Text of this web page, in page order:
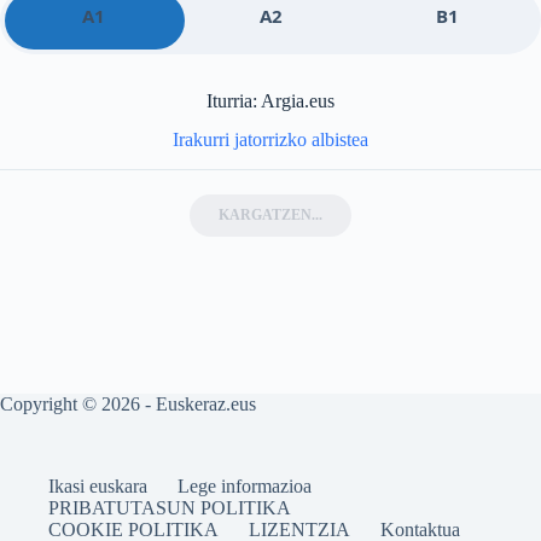
A1 A2 B1
Iturria: Argia.eus
Irakurri jatorrizko albistea
KARGATZEN...
Copyright © 2026 - Euskeraz.eus
Ikasi euskara
Lege informazioa
PRIBATUTASUN POLITIKA
COOKIE POLITIKA
LIZENTZIA Kontaktua